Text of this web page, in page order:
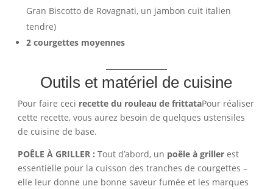
Gran Biscotto de Rovagnati, un jambon cuit italien
tendre)
2 courgettes moyennes
Outils et matériel de cuisine
Pour faire ceci recette du rouleau de frittataPour réaliser
cette recette, vous aurez besoin de quelques ustensiles
de cuisine de base.
POÊLE À GRILLER : Tout d’abord, un poêle à grillerest
essentielle pour la cuisson des tranches de courgettes –
elle leur donne une bonne saveur fumée et les marques